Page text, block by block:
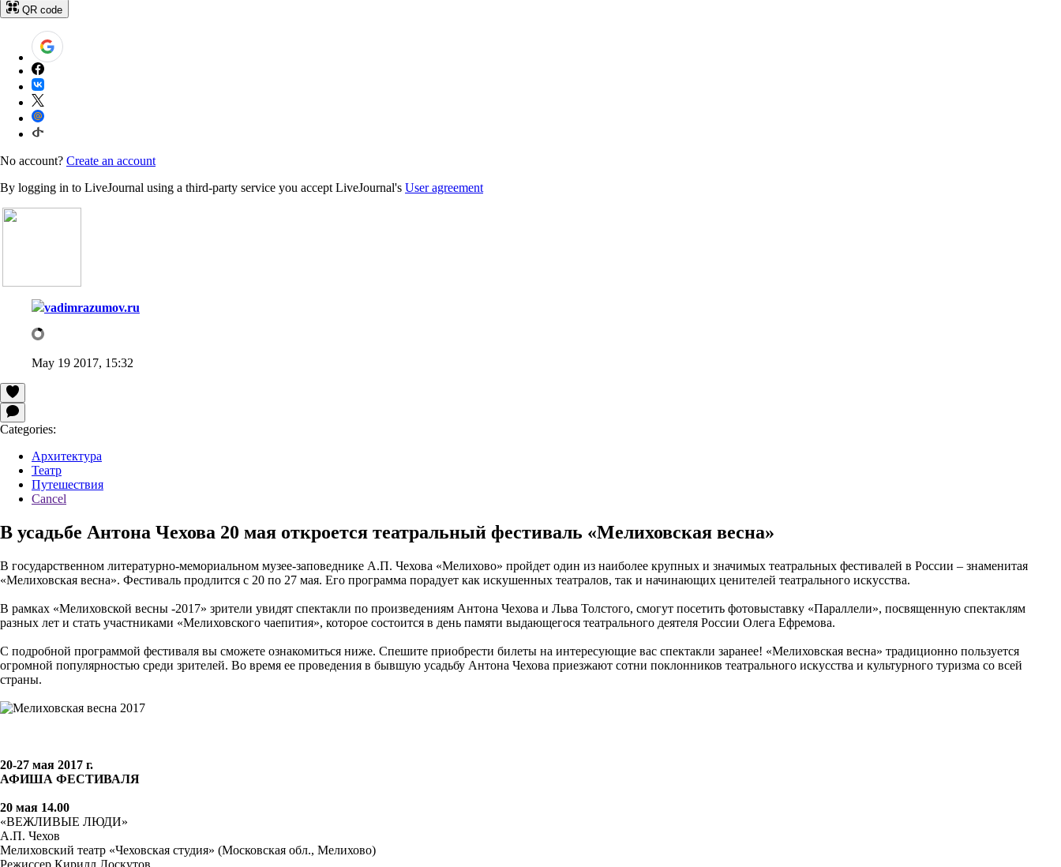
QR code
No account? Create an account
By logging in to LiveJournal using a third-party service you accept LiveJournal's User agreement
vadimrazumov.ru
May 19 2017, 15:32
Categories:
Архитектура
Театр
Путешествия
Cancel
В усадьбе Антона Чехова 20 мая откроется театральный фестиваль «Мелиховская весна»
В государственном литературно-мемориальном музее-заповеднике А.П. Чехова «Мелихово» пройдет один из наиболее крупных и значимых театральных фестивалей в России – знаменитая
«Мелиховская весна». Фестиваль продлится с 20 по 27 мая. Его программа порадует как искушенных театралов, так и начинающих ценителей театрального искусства.
В рамках «Мелиховской весны -2017» зрители увидят спектакли по произведениям Антона Чехова и Льва Толстого, смогут посетить фотовыставку «Параллели», посвященную спектаклям
разных лет и стать участниками «Мелиховского чаепития», которое состоится в день памяти выдающегося театрального деятеля России Олега Ефремова.
С подробной программой фестиваля вы сможете ознакомиться ниже. Спешите приобрести билеты на интересующие вас спектакли заранее! «Мелиховская весна» традиционно пользуется
огромной популярностью среди зрителей. Во время ее проведения в бывшую усадьбу Антона Чехова приезжают сотни поклонников театрального искусства и культурного туризма со всей
страны.
20-27 мая 2017 г.
АФИША ФЕСТИВАЛЯ
20 мая 14.00
«ВЕЖЛИВЫЕ ЛЮДИ»
А.П. Чехов
Мелиховский театр «Чеховская студия» (Московская обл., Мелихово)
Режиссер Кирилл Лоскутов